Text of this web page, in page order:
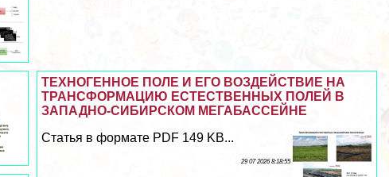
ТЕХНОГЕННОЕ ПОЛЕ И ЕГО ВОЗДЕЙСТВИЕ НА
ТРАНСФОРМАЦИЮ ЕСТЕСТВЕННЫХ ПОЛЕЙ В
ЗАПАДНО-СИБИРСКОМ МЕГАБАССЕЙНЕ
Статья в формате PDF 149 KB...
29 07 2026 8:18:55